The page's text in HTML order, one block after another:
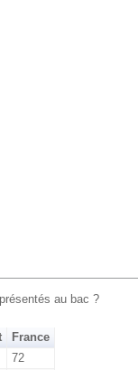
au bac ?
France
72